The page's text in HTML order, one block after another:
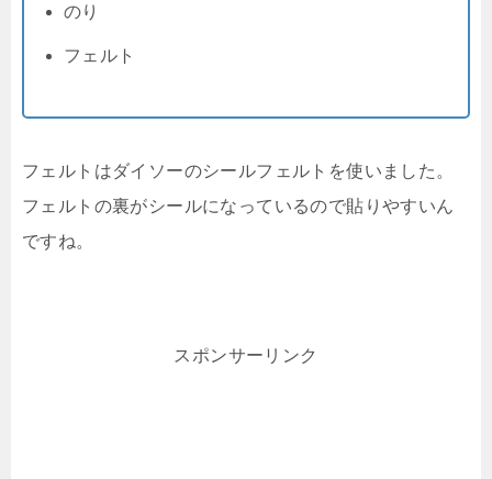
のり
フェルト
フェルトはダイソーのシールフェルトを使いました。
フェルトの裏がシールになっているので貼りやすいん
ですね。
スポンサーリンク